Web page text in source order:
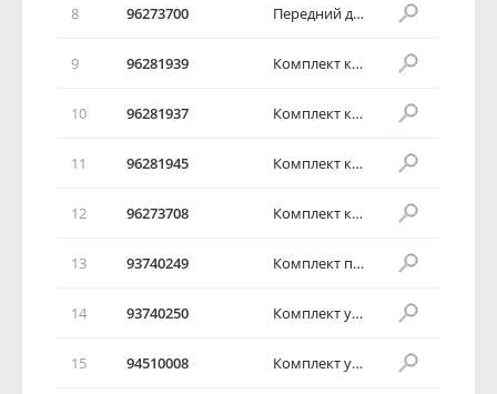
8 96273700 Передний дисковый тормоз в сборе
9 96281939 Комплект колодок переднего дискового тормоза
10 96281937 Комплект колодок переднего дискового тормоза
11 96281945 Комплект колодок переднего дискового тормоза
12 96273708 Комплект колодок переднего дискового тормоза
13 93740249 Комплект пальцев
14 93740250 Комплект уплотнительных колец тормоза
15 94510008 Комплект уплотнительных колец тормоза